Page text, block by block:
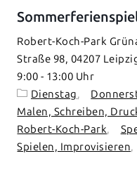
Robert-Koch-Park
Straße 98, 04207
9:00 - 13:00
Dienstag
Malen, Schreiben,
Robert-Koch-Park
Spielen, Improvisieren